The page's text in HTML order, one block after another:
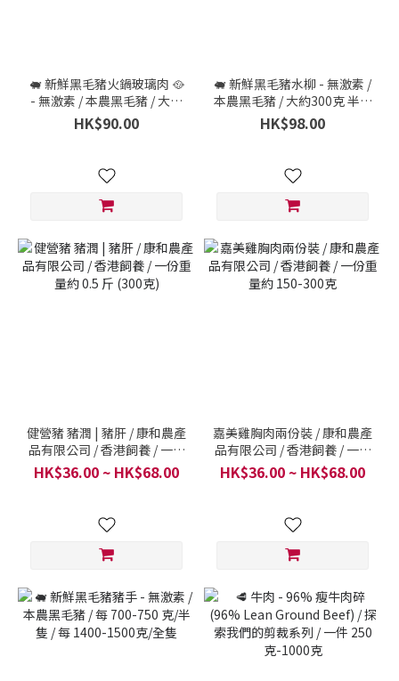
🐖 新鮮黑毛豬火鍋玻璃肉 🥘
- 無激素 / 本農黑毛豬 / 大約
200克 (二人份量)
HK$90.00
🐖 新鮮黑毛豬水柳 - 無激素 /
本農黑毛豬 / 大約300克 半斤
(二人份量)
HK$98.00
健營豬 豬潤 | 豬肝 / 康和農產
品有限公司 / 香港飼養 / 一份
重量約 0.5 斤 (300克)
HK$36.00 ~ HK$68.00
嘉美雞胸肉兩份裝 / 康和農產
品有限公司 / 香港飼養 / 一份
重量約 150-300克
HK$36.00 ~ HK$68.00